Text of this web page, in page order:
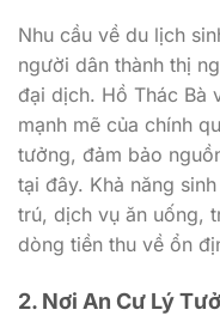
Nhu cầu về du lịch
người dân thành thị
đại dịch. Hồ Thác Bà
mạnh mẽ của chính
tưởng, đảm bảo
tại đây. Khả năng
trú, dịch vụ ăn uống,
dòng tiền thu về ổn
2. Nơi An Cư Lý